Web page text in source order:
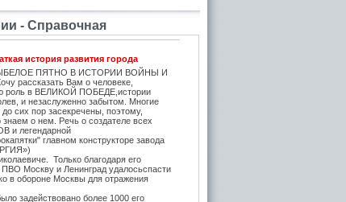
- Справочная
история развития города
ПЯТНО В ИСТОРИИ ВОЙНЫ И
рассказать Вам о человеке,
роль в ВЕЛИКОЙ ПОБЕДЕ,истории
и незаслуженно забытом. Многие
сих пор засекречены, поэтому,
о нем. Речь о создателе всех
и легендарной
главном конструкторе завода
Только благодаря его
ПВО Москву и Ленинград удалосьспасти
в обороне Москвы для отражения
задействовано более 1000 его